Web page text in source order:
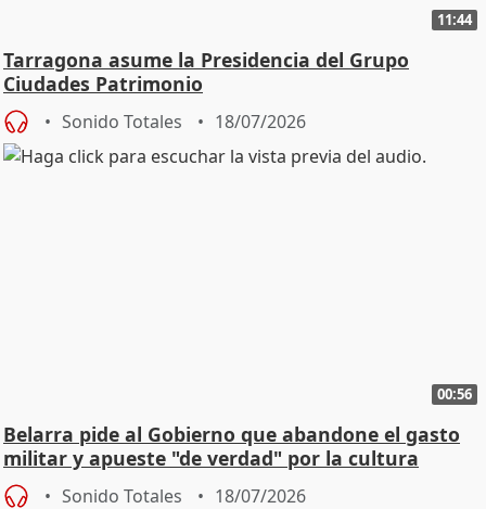
11:44
Tarragona asume la Presidencia del Grupo
Ciudades Patrimonio
Sonido Totales 18/07/2026
00:56
Belarra pide al Gobierno que abandone el gasto
militar y apueste "de verdad" por la cultura
Sonido Totales 18/07/2026